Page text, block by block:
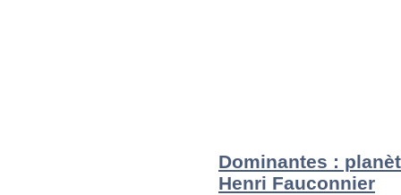
Dominantes :
Henri Fauconnier